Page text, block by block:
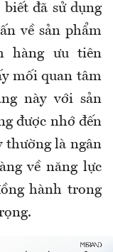
đã sử dụng
về sản phẩm
hàng ưu tiên
mối quan tâm
này với sản
được nhớ đến
thường là ngân
về năng lực
hành trong